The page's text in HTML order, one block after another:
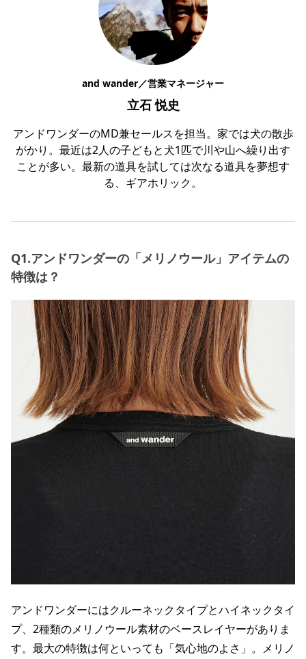
and wander／営業マネージャー
立石 悦史
アンドワンダーのMD兼セールスを担当。家では犬の散歩
がかり。最近は2人の子どもと犬1匹で川や山へ繰り出す
ことが多い。最新の道具を試しては次なる道具を夢想す
る、ギアホリック。
Q1.アンドワンダーの「メリノウール」アイテムの
特徴は？
アンドワンダーにはクルーネックタイプとハイネックタイ
プ、2種類のメリノウール素材のベースレイヤーがありま
す。最大の特徴は何といっても「気心地のよさ」。メリノ